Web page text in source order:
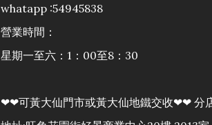
whatapp :54945838
營業時間：
星期一至六：1：00至8：30
❤❤可黃大仙門市或黃大仙地鐵交收❤❤ 分